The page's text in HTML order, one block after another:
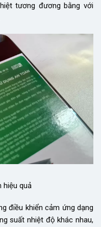
tương đương bằng với
hiệu quả
điều khiển cảm ứng dạng
suất nhiệt độ khác nhau,